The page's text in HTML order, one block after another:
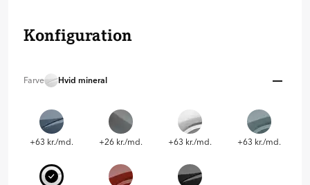
Konfiguration
Farve Hvid mineral
+63 kr./md. +26 kr./md. +63 kr./md. +63 kr./md.